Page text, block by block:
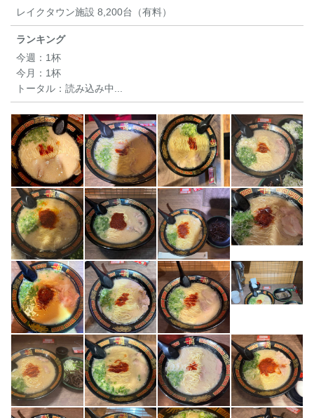
レイクタウン施設 8,200台（有料）
ランキング
今週： 1杯
今月： 1杯
トータル： 読み込み中...